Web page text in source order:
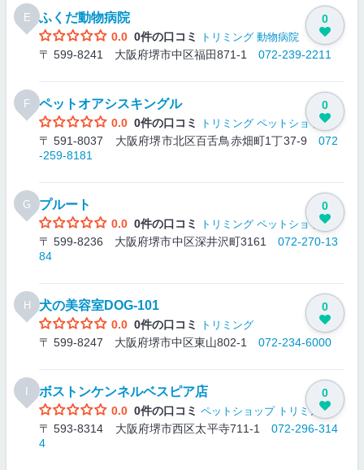
E ふくだ動物病院
0.0 0件の口コミ トリミング 動物病院
〒 599-8241 大阪府堺市中区福田871-1 072-239-2211
0
F ペットオアシスキングル
0.0 0件の口コミ トリミング ペットショップ
〒 591-8037 大阪府堺市北区百舌鳥赤畑町1丁37-9 072
-259-8181
0
G プルート
0.0 0件の口コミ トリミング ペットショップ
〒 599-8236 大阪府堺市中区深井沢町3161 072-270-13
84
0
H 犬の美容室DOG‐101
0.0 0件の口コミ トリミング
〒 599-8247 大阪府堺市中区東山802-1 072-234-6000
0
ボストンケンネルベスピア店
0.0 0件の口コミ ペットショップ トリミング
〒 593-8314 大阪府堺市西区太平寺711-1 072-296-314
4
0